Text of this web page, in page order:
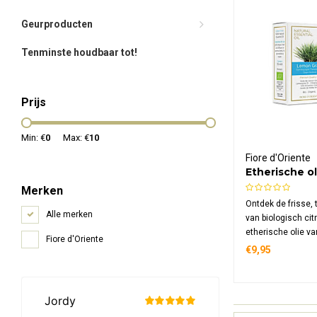
Geurproducten
Tenminste houdbaar tot!
Prijs
Min: €0 Max: €10
Merken
Alle merken
Fiore d'Oriente
Fiore d'Oriente
Etherische
Citroengras
Ontdek de frisse,
van biologisch
etherische olie
100% puur,
elke ruimte.
€9,95